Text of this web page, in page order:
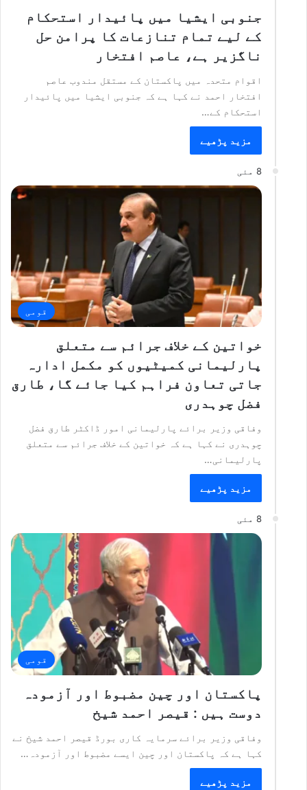
جنوبی ایشیا میں پائیدار استحکام
کے لیے تمام تنازعات کا پرامن حل
ناگزیر ہے، عاصم افتخار
اقوام متحدہ میں پاکستان کے مستقل مندوب عاصم
افتخار احمد نے کہا ہے کہ جنوبی ایشیا میں پائیدار
استحکام کے…
مزید پڑھیے
8 مئی
قومی
خواتین کے خلاف جرائم سے متعلق
پارلیمانی کمیٹیوں کو مکمل ادارہ
جاتی تعاون فراہم کیا جائے گا، طارق
فضل چوہدری
وفاقی وزیر برائے پارلیمانی امور ڈاکٹر طارق فضل
چوہدری نے کہا ہے کہ خواتین کے خلاف جرائم سے متعلق
پارلیمانی…
مزید پڑھیے
8 مئی
قومی
پاکستان اور چین مضبوط اور آزمودہ
دوست ہیں : قیصر احمد شیخ
وفاقی وزیر برائے سرمایہ کاری بورڈ قیصر احمد شیخ نے
کہا ہے کہ پاکستان اور چین ایسے مضبوط اور آزمودہ…
مزید پڑھیے